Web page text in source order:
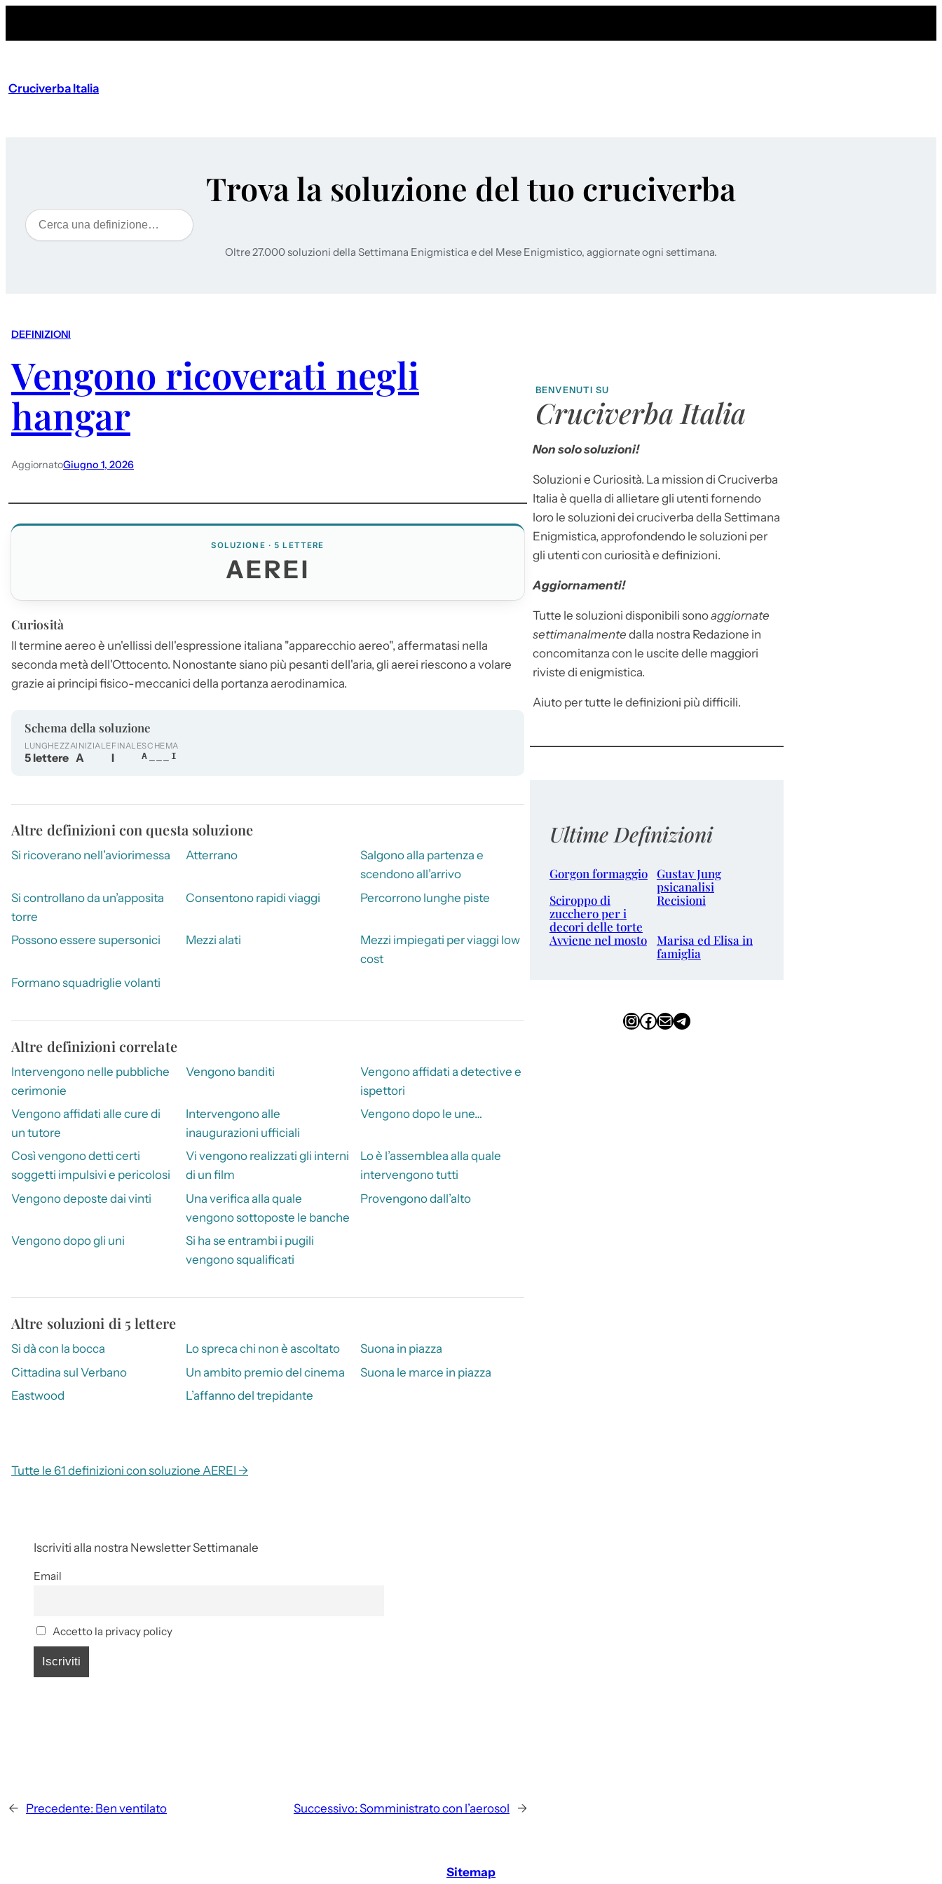
Cruciverba Italia
Trova la soluzione del tuo cruciverba
Cerca
Oltre 27.000 soluzioni della Settimana Enigmistica e del Mese Enigmistico, aggiornate ogni settimana.
DEFINIZIONI
Vengono ricoverati negli
hangar
AggiornatoGiugno 1, 2026
SOLUZIONE · 5 LETTERE
AEREI
Curiosità
Il termine aereo è un'ellissi dell'espressione italiana "apparecchio aereo", affermatasi nella
seconda metà dell'Ottocento. Nonostante siano più pesanti dell'aria, gli aerei riescono a volare
grazie ai principi fisico-meccanici della portanza aerodinamica.
Schema della soluzione
LUNGHEZZA
5 lettere
INIZIALE
A
FINALE
I
SCHEMA
A___I
Altre definizioni con questa soluzione
Si ricoverano nell’aviorimessa Atterrano
Salgono alla partenza e
scendono all’arrivo
Si controllano da un’apposita
torre
Consentono rapidi viaggi Percorrono lunghe piste
Possono essere supersonici Mezzi alati
Mezzi impiegati per viaggi low
cost
Formano squadriglie volanti
Altre definizioni correlate
Intervengono nelle pubbliche
cerimonie
Vengono banditi
Vengono affidati a detective e
ispettori
Vengono affidati alle cure di
un tutore
Intervengono alle
inaugurazioni ufficiali
Vengono dopo le une…
Così vengono detti certi
soggetti impulsivi e pericolosi
Vi vengono realizzati gli interni
di un film
Lo è l’assemblea alla quale
intervengono tutti
Vengono deposte dai vinti
Una verifica alla quale
vengono sottoposte le banche
Provengono dall’alto
Vengono dopo gli uni
Si ha se entrambi i pugili
vengono squalificati
Altre soluzioni di 5 lettere
Si dà con la bocca Lo spreca chi non è ascoltato
Suona in piazza
Cittadina sul Verbano
Un ambito premio del cinema
Suona le marce in piazza
Eastwood
L’affanno del trepidante
Tutte le 61 definizioni con soluzione AEREI →
Iscriviti alla nostra Newsletter Settimanale
Email
Accetto la privacy policy
← Precedente: Ben ventilato Successivo: Somministrato con l’aerosol →
BENVENUTI SU
Cruciverba Italia
Non solo soluzioni!
Soluzioni e Curiosità. La mission di Cruciverba
Italia è quella di allietare gli utenti fornendo
loro le soluzioni dei cruciverba della Settimana
Enigmistica, approfondendo le soluzioni per
gli utenti con curiosità e definizioni.
Aggiornamenti!
Tutte le soluzioni disponibili sonoaggiornate
settimanalmente dalla nostra Redazione in
concomitanza con le uscite delle maggiori
riviste di enigmistica.
Aiuto per tutte le definizioni più difficili.
Ultime Definizioni
Gorgon formaggio Gustav Jung
psicanalisi
Sciroppo di
zucchero per i
decori delle torte
Recisioni
Avviene nel mosto
Marisa ed Elisa in
famiglia
InstagramFacebook Email Telegram
Sitemap